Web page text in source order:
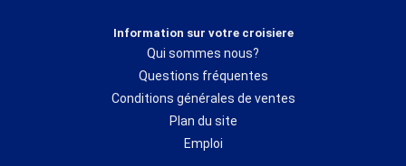
Information sur votre croisiere
Qui sommes nous?
Questions fréquentes
Conditions générales de ventes
Plan du site
Emploi